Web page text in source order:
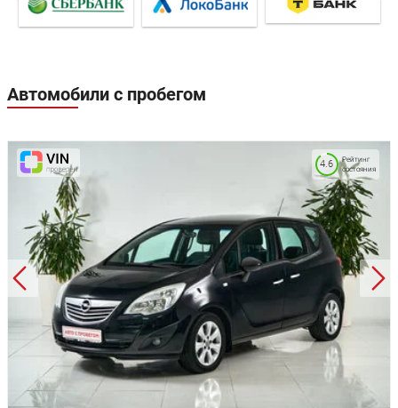
Автомобили с пробегом
Рейтинг
состояния
4.6